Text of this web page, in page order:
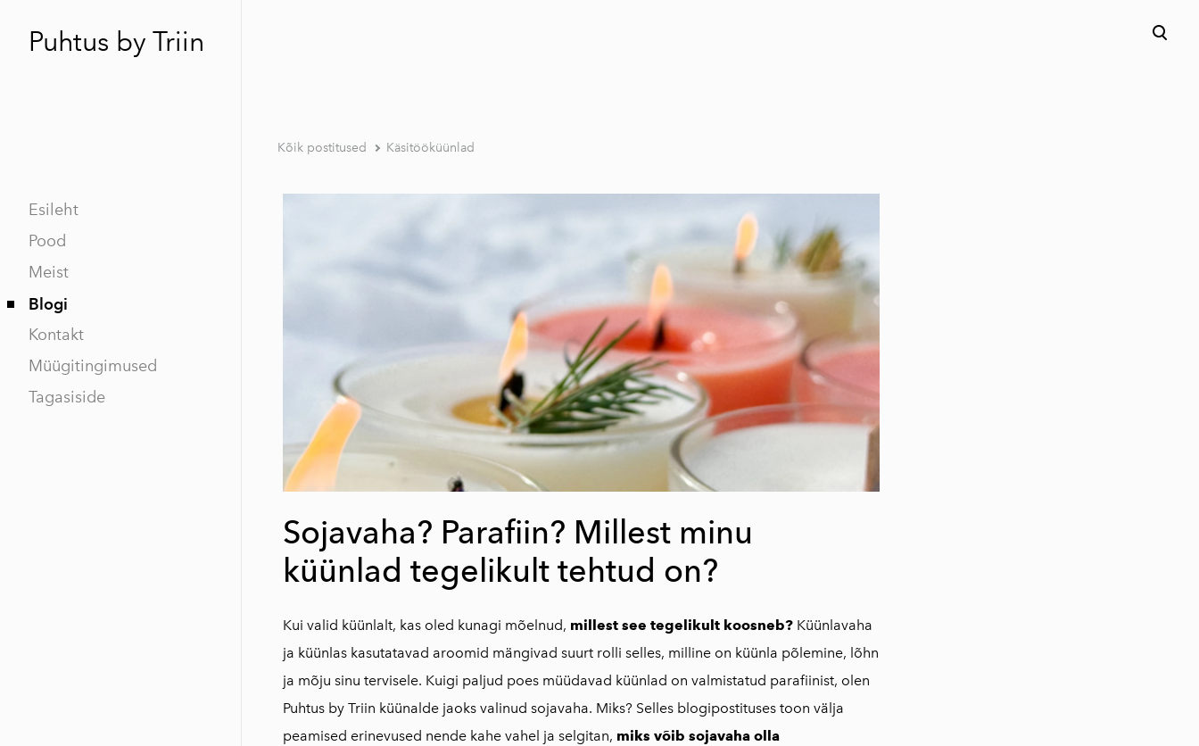
Puhtus by Triin
Esileht
Pood
Meist
Blogi
Kontakt
Müügitingimused
Tagasiside
Kõik postitused Käsitööküünlad
Sojavaha? Parafiin? Millest minu
küünlad tegelikult tehtud on?
Kui valid küünlalt, kas oled kunagi mõelnud, millest see tegelikult koosneb? Küünlavaha
ja küünlas kasutatavad aroomid mängivad suurt rolli selles, milline on küünla põlemine, lõhn
ja mõju sinu tervisele. Kuigi paljud poes müüdavad küünlad on valmistatud parafiinist, olen
Puhtus by Triin küünalde jaoks valinud sojavaha. Miks? Selles blogipostituses toon välja
peamised erinevused nende kahe vahel ja selgitan, miks võib sojavaha olla